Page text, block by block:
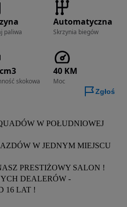
paliwa
Automatyczna
Skrzynia biegów
skokowa
40 KM
Moc
Zgłoś
W POŁUDNIOWEJ
W JEDNYM MIEJSCU
PRESTIŻOWY SALON !
DEALERÓW -
16 LAT !